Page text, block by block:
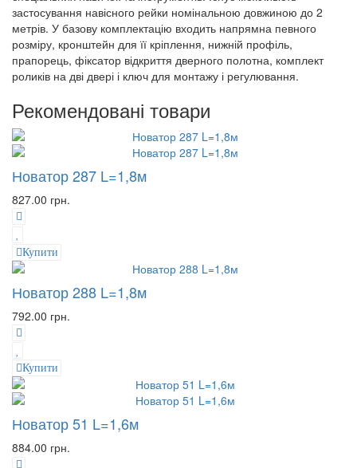
застосування навісного рейки номінальною довжиною до 2
метрів. У базову комплектацію входить напрямна певного
розміру, кронштейн для її кріплення, нижній профіль,
прапорець, фіксатор відкриття дверного полотна, комплект
роликів на дві двері і ключ для монтажу і регулювання.
Рекомендовані товари
Новатор 287 L=1,8м
827.00 грн.
Купити
Новатор 288 L=1,8м
792.00 грн.
Купити
Новатор 51 L=1,6м
884.00 грн.